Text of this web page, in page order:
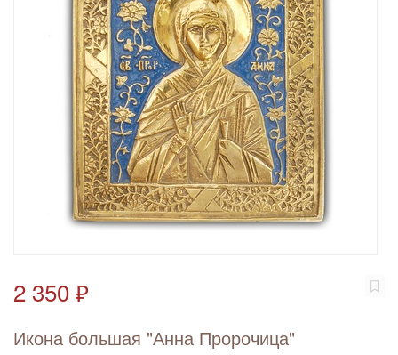
2 350 ₽
Икона большая "Анна Пророчица"